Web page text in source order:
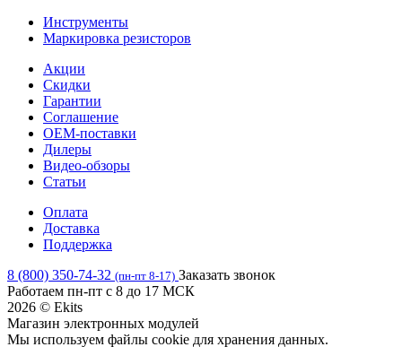
Инструменты
Маркировка резисторов
Акции
Скидки
Гарантии
Соглашение
OEM-поставки
Дилеры
Видео-обзоры
Статьи
Оплата
Доставка
Поддержка
8 (800) 350-74-32 (пн-пт 8-17) Заказать звонок
Работаем пн-пт с 8 до 17 МСК
2026 © Ekits
Магазин электронных модулей
Мы используем файлы cookie для хранения данных.